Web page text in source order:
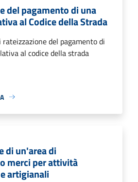
del pagamento di una
al Codice della Strada
del pagamento di
al codice della strada
di un'area di
merci per attività
artigianali